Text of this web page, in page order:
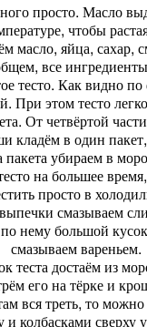
просто. Масло
чтобы
масло, яйца, сахар,
все ингредиенты
тесто. Как видно
При этом тесто
От четвёртой
кладём в один пакет,
убираем в
на большее
просто в
смазываем
нему большой
смазываем вареньем.
теста достаём из
его на тёрке и
вся треть, то
и колбасками сверху